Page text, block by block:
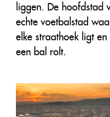
liggen. De hoofdstad
echte voetbalstad
elke straathoek ligt
een bal rolt.